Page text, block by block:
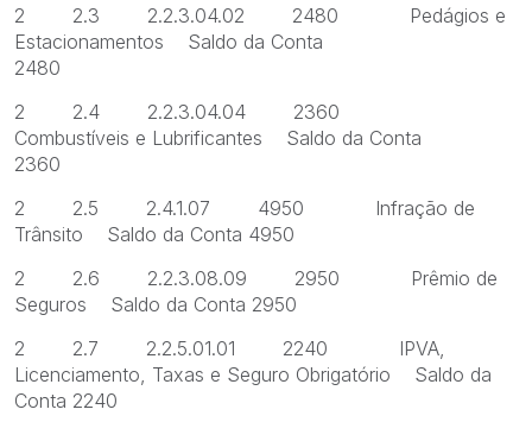
2 2.3 2.2.3.04.02 2480 Pedágios e
Estacionamentos Saldo da Conta
2480
2 2.4 2.2.3.04.04 2360
Combustíveis e Lubrificantes Saldo da Conta
2360
2 2.5 2.4.1.07 4950 Infração de
Trânsito Saldo da Conta 4950
2 2.6 2.2.3.08.09 2950 Prêmio de
Seguros Saldo da Conta 2950
2 2.7 2.2.5.01.01 2240 IPVA,
Licenciamento, Taxas e Seguro Obrigatório Saldo da
Conta 2240